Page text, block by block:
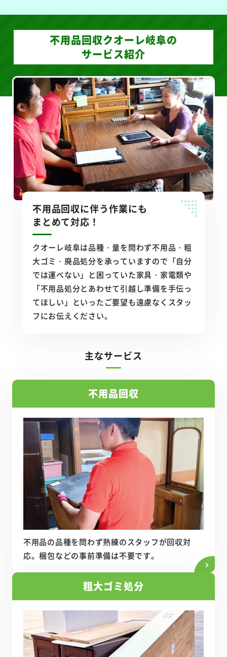
不用品回収クオーレ岐阜の
サービス紹介
不用品回収に伴う作業にも
まとめて対応！
クオーレ岐阜は品種・量を問わず不用品・粗
大ゴミ・廃品処分を承っていますので「自分
てほしい」といったご要望も遠慮なくスタッ
フにお伝えください。
主なサービス
不用品回収
不用品の品種を問わず熟練のスタッフが回収対
粗大ゴミ処分